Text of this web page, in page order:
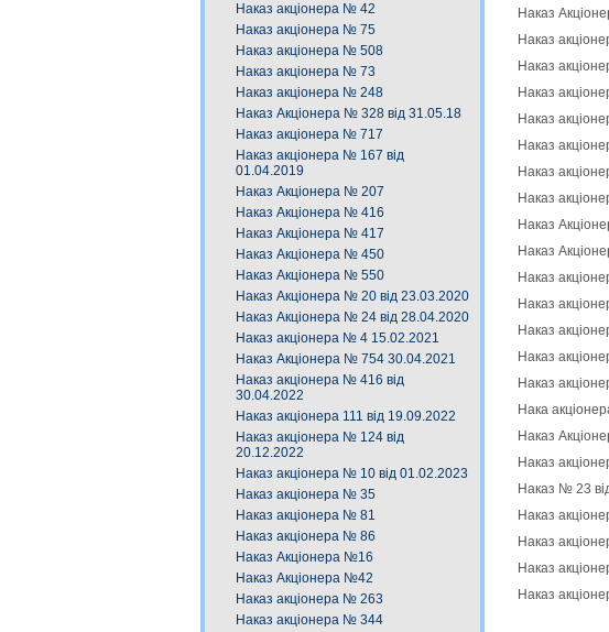
Наказ акціонера № 42
Наказ акціонера № 75
Наказ акціонера № 508
Наказ акціонера № 73
Наказ акціонера № 248
Наказ Акціонера № 328 від 31.05.18
Наказ акціонера № 717
Наказ акціонера № 167 від
01.04.2019
Наказ Акціонера № 207
Наказ Акціонера № 416
Наказ Акціонера № 417
Наказ Акціонера № 450
Наказ Акціонера № 550
Наказ Акціонера № 20 від 23.03.2020
Наказ Акціонера № 24 від 28.04.2020
Наказ акціонера № 4 15.02.2021
Наказ Акціонера № 754 30.04.2021
Наказ акціонера № 416 від
30.04.2022
Наказ акціонера 111 від 19.09.2022
Наказ акціонера № 124 від
20.12.2022
Наказ акціонера № 10 від 01.02.2023
Наказ акціонера № 35
Наказ акціонера № 81
Наказ акціонера № 86
Наказ Акціонера №16
Наказ Акціонера №42
Наказ акціонера № 263
Наказ акціонера № 344
Наказ
Наказ
Наказ
Наказ
Наказ
Наказ
Наказ
Наказ
Наказ
Наказ
Наказ
Наказ
Наказ
Наказ
Наказ
Нака
Наказ
Наказ
Наказ № 23
Наказ
Наказ
Наказ
Наказ